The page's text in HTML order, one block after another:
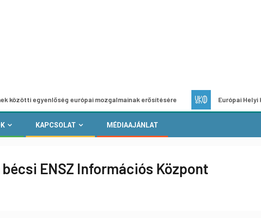
európai mozgalmainak erősítésére Európai Helyi Kultúra
KAPCSOLAT MÉDIAAJÁNLAT
ENSZ Információs Központ